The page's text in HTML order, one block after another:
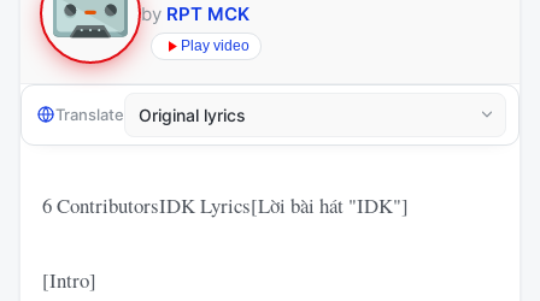
by RPT MCK
Play video
Translate
6 ContributorsIDK Lyrics[Lời bài hát "IDK"]
[Intro]